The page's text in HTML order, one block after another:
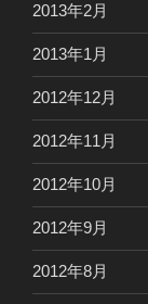
2013年2月
2013年1月
2012年12月
2012年11月
2012年10月
2012年9月
2012年8月